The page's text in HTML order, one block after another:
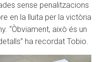
sense penalitzacions
en la lluita per la victòria
“Òbviament, això és un
ha recordat Tobio.